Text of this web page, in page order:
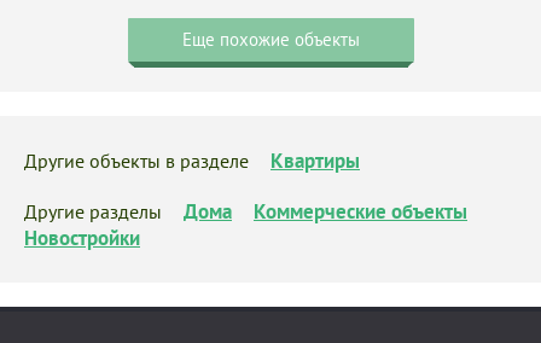
Еще похожие объекты
Другие объекты в разделе Квартиры
Другие разделы Дома
Коммерческие объекты
Новостройки